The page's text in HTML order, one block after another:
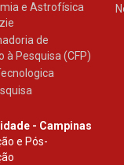
e Astrofísica
de
à Pesquisa (CFP)
- Campinas
e Pós-